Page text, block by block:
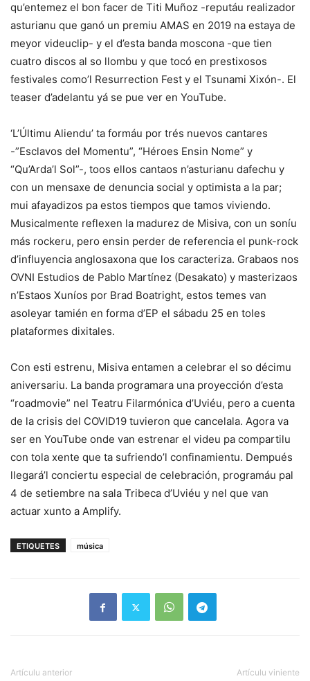
qu’entemez el bon facer de Titi Muñoz -reputáu realizador
asturianu que ganó un premiu AMAS en 2019 na estaya de
meyor videuclip- y el d’esta banda moscona -que tien
cuatro discos al so llombu y que tocó en prestixosos
festivales como’l Resurrection Fest y el Tsunami Xixón-. El
teaser d’adelantu yá se pue ver en YouTube.
‘L’Últimu Aliendu’ ta formáu por trés nuevos cantares
-”Esclavos del Momentu”, “Héroes Ensin Nome” y
“Qu’Arda’l Sol”-, toos ellos cantaos n’asturianu dafechu y
con un mensaxe de denuncia social y optimista a la par;
mui afayadizos pa estos tiempos que tamos viviendo.
Musicalmente reflexen la madurez de Misiva, con un soníu
más rockeru, pero ensin perder de referencia el punk-rock
d’influyencia anglosaxona que los caracteriza. Grabaos nos
OVNI Estudios de Pablo Martínez (Desakato) y masterizaos
n’Estaos Xuníos por Brad Boatright, estos temes van
asoleyar tamién en forma d’EP el sábadu 25 en toles
plataformes dixitales.
Con esti estrenu, Misiva entamen a celebrar el so décimu
aniversariu. La banda programara una proyección d’esta
“roadmovie” nel Teatru Filarmónica d’Uviéu, pero a cuenta
de la crisis del COVID19 tuvieron que cancelala. Agora va
ser en YouTube onde van estrenar el videu pa compartilu
con tola xente que ta sufriendo’l confinamientu. Dempués
llegará’l conciertu especial de celebración, programáu pal
4 de setiembre na sala Tribeca d’Uviéu y nel que van
actuar xunto a Amplify.
ETIQUETES música
Artículu anterior Artículu viniente